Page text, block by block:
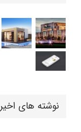
نوشته های اخیر